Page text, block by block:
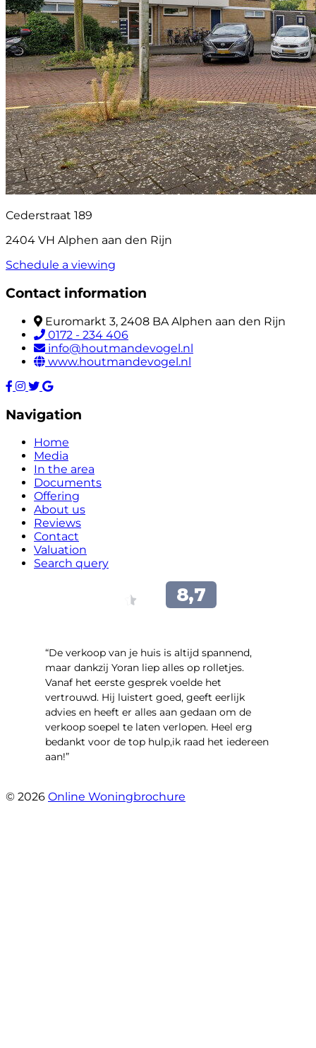
Cederstraat 189
2404 VH Alphen aan den Rijn
Schedule a viewing
Contact information
Euromarkt 3, 2408 BA Alphen aan den Rijn
0172 - 234 406
info@houtmandevogel.nl
www.houtmandevogel.nl
Navigation
Home
Media
In the area
Documents
Offering
About us
Reviews
Contact
Valuation
Search query
“​De verkoop van je huis is altijd spannend,
maar dankzij Yoran liep alles op rolletjes.
Vanaf het eerste gesprek voelde het
vertrouwd. Hij luistert goed, geeft eerlijk
advies en heeft er alles aan gedaan om de
verkoop soepel te laten verlopen. Heel erg
bedankt voor de top hulp,ik raad het iedereen
aan!”
© 2026 Online Woningbrochure